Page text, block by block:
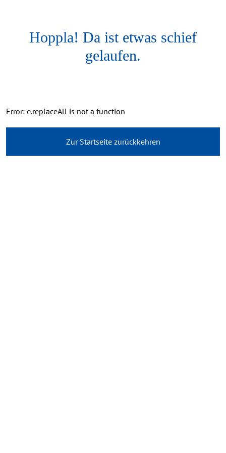
Hoppla! Da ist etwas schief
gelaufen.
Error: e.replaceAll is not a function
Zur Startseite zurückkehren